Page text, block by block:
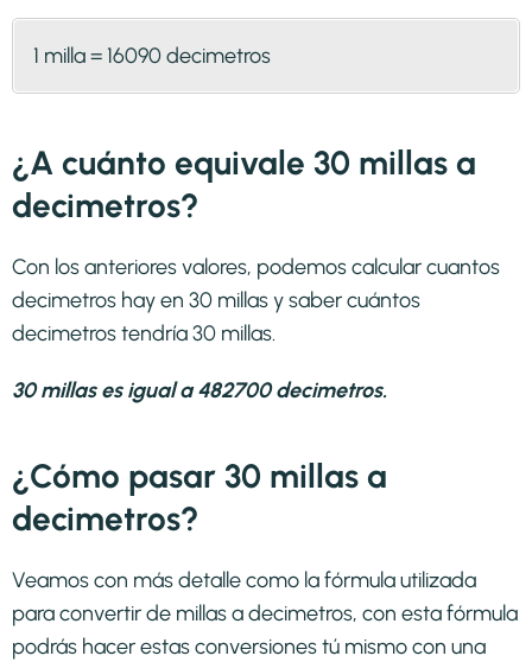
1 milla = 16090 decimetros
¿A cuánto equivale 30 millas a
decimetros?
Con los anteriores valores, podemos calcular cuantos
decimetros hay en 30 millas y saber cuántos
decimetros tendría 30 millas.
30 millas es igual a 482700 decimetros.
¿Cómo pasar 30 millas a
decimetros?
Veamos con más detalle como la fórmula utilizada
para convertir de millas a decimetros, con esta fórmula
podrás hacer estas conversiones tú mismo con una